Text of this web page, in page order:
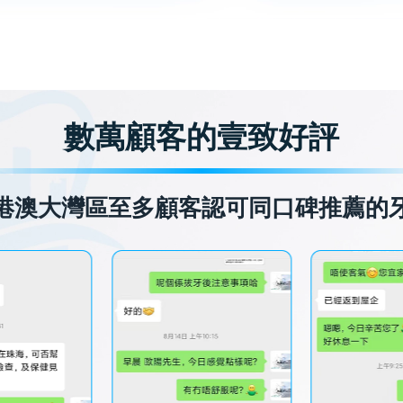
數萬顧客的壹致好評
澳大灣區至多顧客認可同口碑推薦的